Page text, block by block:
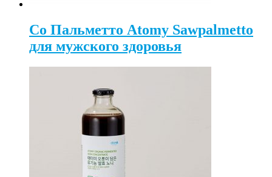
Со Пальметто Atomy Sawpalmetto
для мужского здоровья